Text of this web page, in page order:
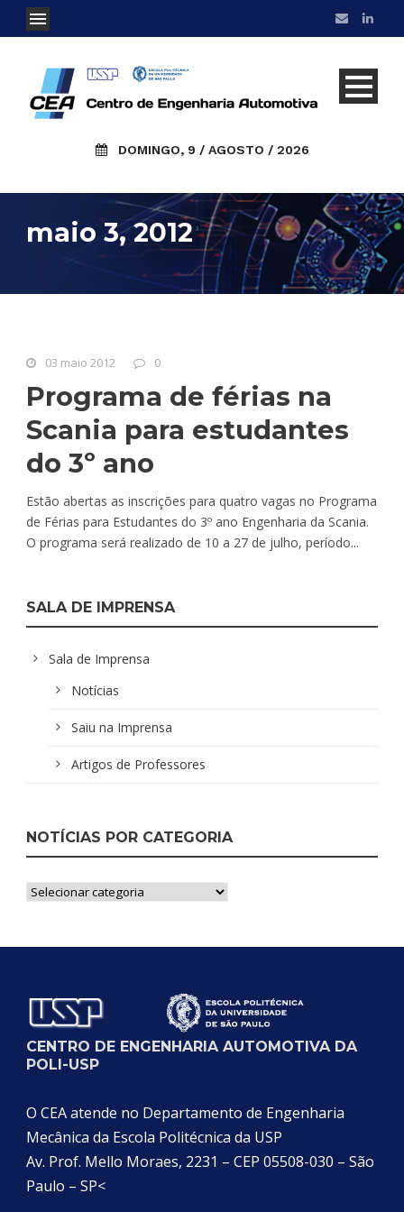
DOMINGO, 9 / AGOSTO / 2026
maio 3, 2012
03 maio 2012 0
Programa de férias na
Scania para estudantes
do 3º ano
Estão abertas as inscrições para quatro vagas no Programa
de Férias para Estudantes do 3º ano Engenharia da Scania.
O programa será realizado de 10 a 27 de julho, período...
SALA DE IMPRENSA
Sala de Imprensa
Notícias
Saiu na Imprensa
Artigos de Professores
NOTÍCIAS POR CATEGORIA
Notícias
CENTRO DE ENGENHARIA AUTOMOTIVA DA
POLI-USP
O CEA atende no Departamento de Engenharia
Mecânica da Escola Politécnica da USP
Av. Prof. Mello Moraes, 2231 – CEP 05508-030 – São
Paulo – SP<